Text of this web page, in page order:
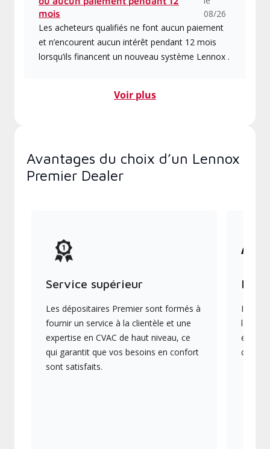
mois
08/26
Les acheteurs qualifiés ne font aucun paiement
et n’encourent aucun intérêt pendant 12 mois
lorsqu’ils financent un nouveau système Lennox .
Voir plus
Avantages du choix d’un Lennox
Premier Dealer
Service supérieur
Les dépositaires Premier sont formés à
fournir un service à la clientèle et une
expertise en CVAC de haut niveau, ce
qui garantit que vos besoins en confort
sont satisfaits.
Ils
les
en